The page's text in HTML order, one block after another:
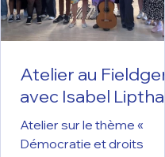
Atelier au Fieldgen
avec Isabel Lipthay
Atelier sur le thème «
Démocratie et droits